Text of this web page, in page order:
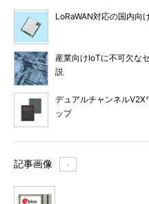
LoRaWAN対応の国内向
産業向けIoTに不可欠な
説
デュアルチャンネルV2X
ップ
記事画像 ＋